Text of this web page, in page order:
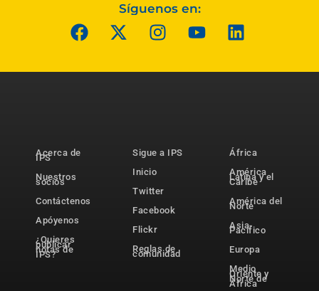
Síguenos en:
Acerca de
IPS
Nuestros
socios
Contáctenos
Apóyenos
¿Quieres
publicar
notas de
IPS?
Sigue a IPS
Inicio
Twitter
Facebook
Flickr
Reglas de
comunidad
África
América
Latina y el
Caribe
América del
Norte
Asia-
Pacífico
Europa
Medio
Oriente y
Norte de
África